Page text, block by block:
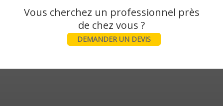
Vous cherchez un professionnel près
DEMANDER UN DEVIS